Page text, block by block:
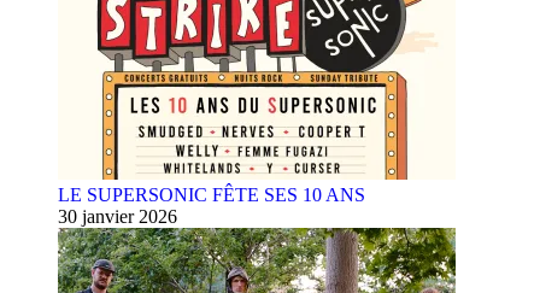
LE SUPERSONIC FÊTE SES 10 ANS
30 janvier 2026